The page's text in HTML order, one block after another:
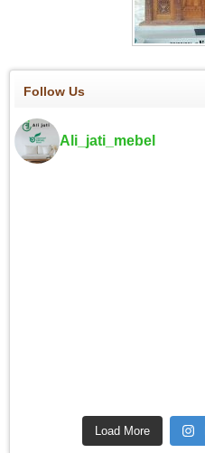
Follow Us
Ali_jati_mebel
Load More